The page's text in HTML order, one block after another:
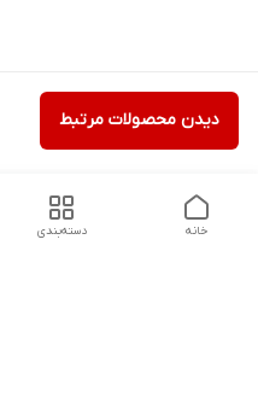
دیدن محصولات مرتبط
دسته‌بندی خانه